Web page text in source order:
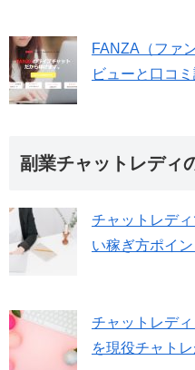
FANZA（ファ
ビューと口コ
副業チャットレディ
チャットレデ
い稼ぎ方ポイ
チャットレデ
を現役チャト